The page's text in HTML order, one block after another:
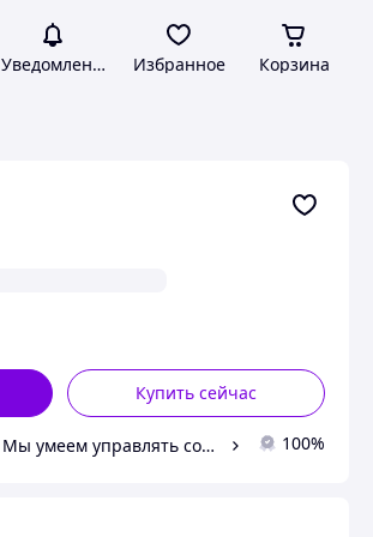
Уведомления Избранное Корзина
Купить сейчас
Продавец "ROLGROUP" - Мы умеем управлять солнцем. 100%